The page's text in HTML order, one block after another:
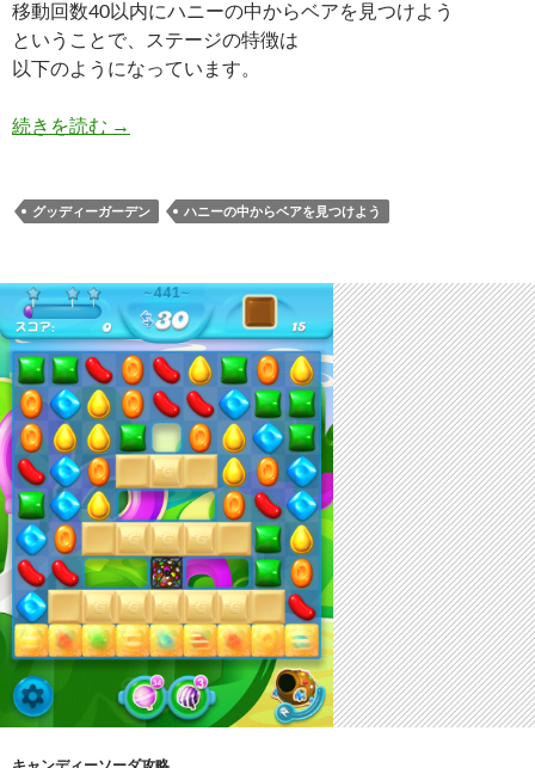
移動回数40以内にハニーの中からベアを見つけよう
ということで、ステージの特徴は
以下のようになっています。
続きを読む キャンディークラッシュソーダ レベル442 攻略
→
グッディーガーデン ハニーの中からベアを見つけよう